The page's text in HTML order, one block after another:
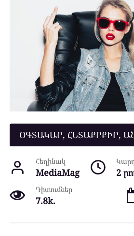
ՕԳՏԱԿԱՐ, ՀԵՏԱՔՐՔԻՐ,
Հեղինակ
MediaMag 2
Դիտումներ
7.8k.